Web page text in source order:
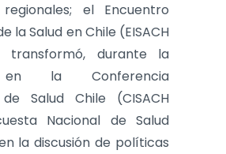
el Encuentro
la Salud en Chile (EISACH
transformó, durante la
en la Conferencia
Salud Chile (CISACH
Nacional de Salud
la discusión de políticas